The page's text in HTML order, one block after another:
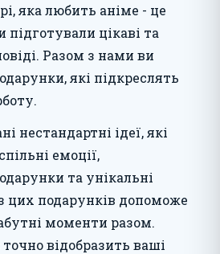
яка любить аніме - це
цікаві та
Разом з нами ви
які підкреслять
нестандартні ідеї, які
емоції,
та унікальні
цих подарунків допоможе
моменти разом.
відобразить ваші